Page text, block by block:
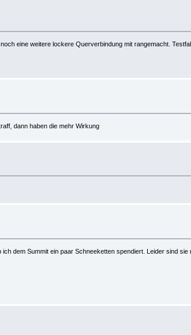
eine weitere lockere Querverbindung mit rangemacht.
dann haben die mehr Wirkung
dem Summit ein paar Schneeketten spendiert. Leider sind